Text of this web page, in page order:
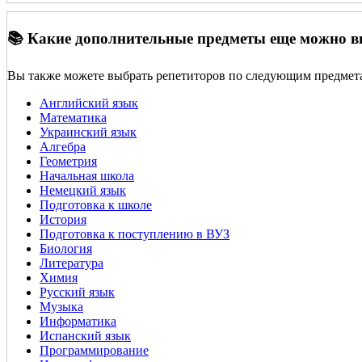
📚 Какие дополнительные предметы еще можно
Вы также можете выбрать репетиторов по следующим
Английский язык
Математика
Украинский язык
Алгебра
Геометрия
Начальная школа
Немецкий язык
Подготовка к школе
История
Подготовка к поступлению в ВУЗ
Биология
Литература
Химия
Русский язык
Музыка
Информатика
Испанский язык
Программирование